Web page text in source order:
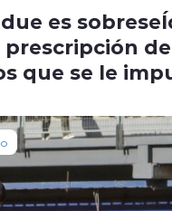
es
prescripción
que se le